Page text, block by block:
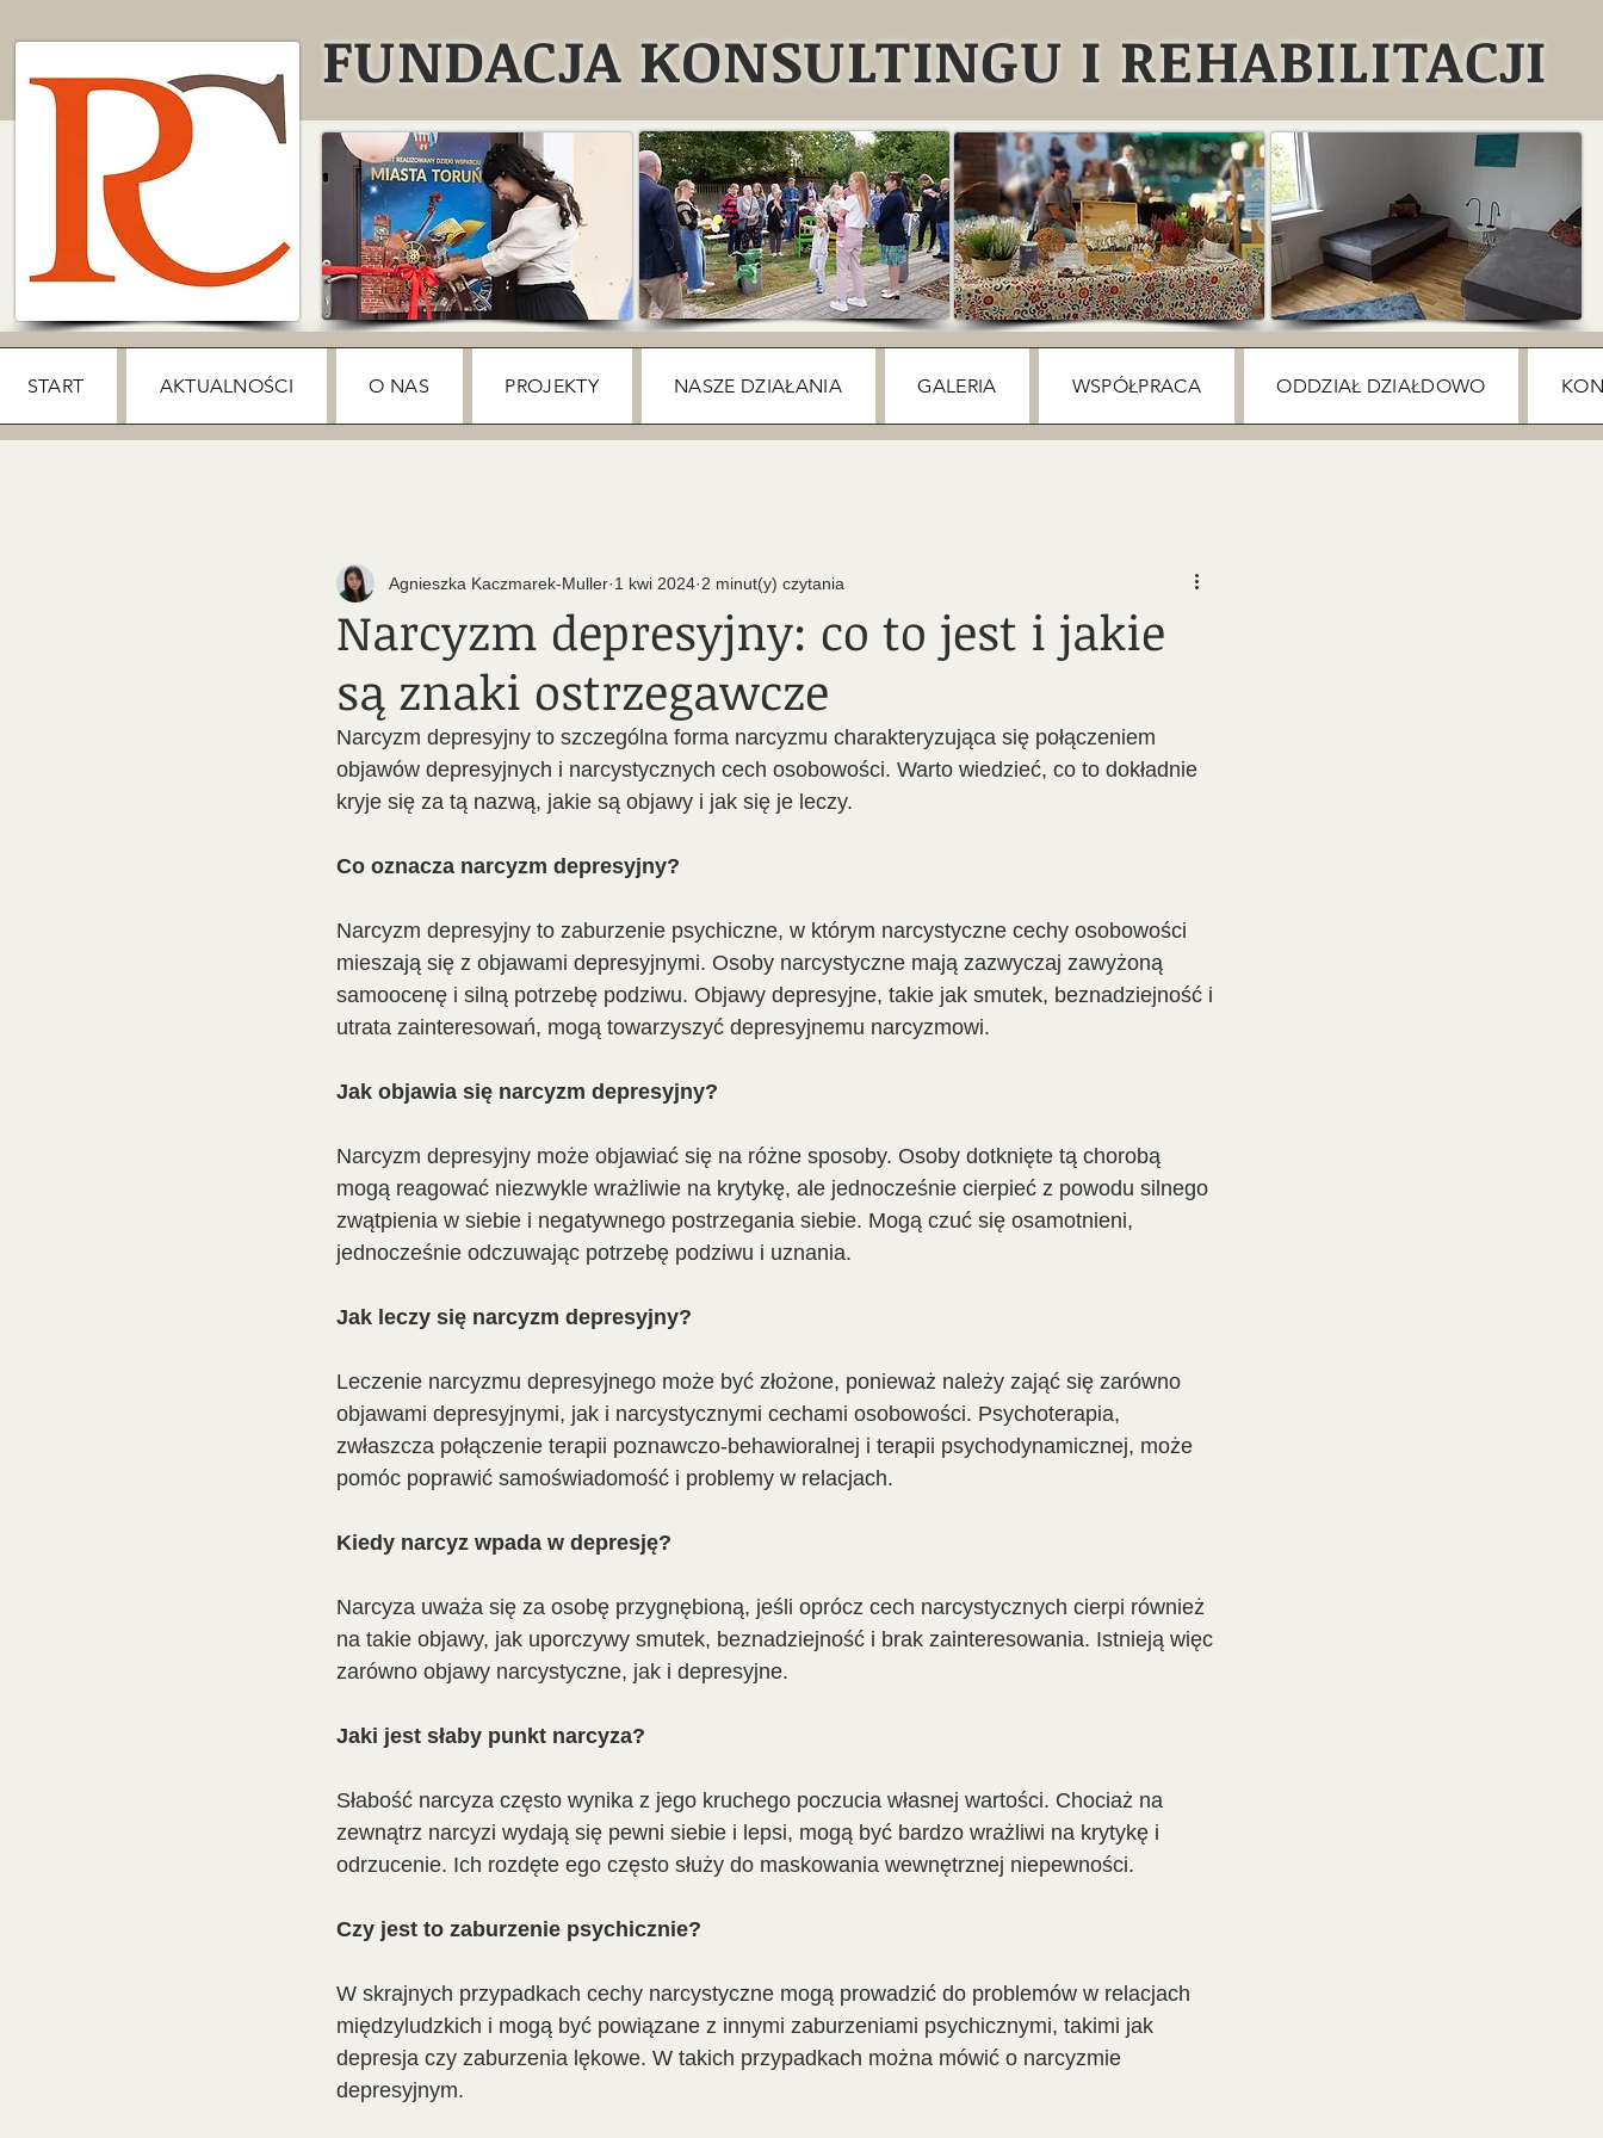
FUNDACJA KONSULTINGU I REHABILITACJI
START AKTUALNOŚCI O NAS PROJEKTY NASZE DZIAŁANIA GALERIA WSPÓŁPRACA ODDZIAŁ DZIAŁDOWO
Narcyzm depresyjny: co to jest i jakie
są znaki ostrzegawcze
Agnieszka Kaczmarek-Muller 1 kwi 2024 2 minut(y) czytania
Narcyzm depresyjny to szczególna forma narcyzmu charakteryzująca się połączeniem
objawów depresyjnych i narcystycznych cech osobowości. Warto wiedzieć, co to dokładnie
kryje się za tą nazwą, jakie są objawy i jak się je leczy.
Co oznacza narcyzm depresyjny?
Narcyzm depresyjny to zaburzenie psychiczne, w którym narcystyczne cechy osobowości
mieszają się z objawami depresyjnymi. Osoby narcystyczne mają zazwyczaj zawyżoną
samoocenę i silną potrzebę podziwu. Objawy depresyjne, takie jak smutek, beznadziejność i
utrata zainteresowań, mogą towarzyszyć depresyjnemu narcyzmowi.
Jak objawia się narcyzm depresyjny?
Narcyzm depresyjny może objawiać się na różne sposoby. Osoby dotknięte tą chorobą
mogą reagować niezwykle wrażliwie na krytykę, ale jednocześnie cierpieć z powodu silnego
zwątpienia w siebie i negatywnego postrzegania siebie. Mogą czuć się osamotnieni,
jednocześnie odczuwając potrzebę podziwu i uznania.
Jak leczy się narcyzm depresyjny?
Leczenie narcyzmu depresyjnego może być złożone, ponieważ należy zająć się zarówno
objawami depresyjnymi, jak i narcystycznymi cechami osobowości. Psychoterapia,
zwłaszcza połączenie terapii poznawczo-behawioralnej i terapii psychodynamicznej, może
pomóc poprawić samoświadomość i problemy w relacjach.
Kiedy narcyz wpada w depresję?
Narcyza uważa się za osobę przygnębioną, jeśli oprócz cech narcystycznych cierpi również
na takie objawy, jak uporczywy smutek, beznadziejność i brak zainteresowania. Istnieją więc
zarówno objawy narcystyczne, jak i depresyjne.
Jaki jest słaby punkt narcyza?
Słabość narcyza często wynika z jego kruchego poczucia własnej wartości. Chociaż na
zewnątrz narcyzi wydają się pewni siebie i lepsi, mogą być bardzo wrażliwi na krytykę i
odrzucenie. Ich rozdęte ego często służy do maskowania wewnętrznej niepewności.
Czy jest to zaburzenie psychicznie?
W skrajnych przypadkach cechy narcystyczne mogą prowadzić do problemów w relacjach
międzyludzkich i mogą być powiązane z innymi zaburzeniami psychicznymi, takimi jak
depresja czy zaburzenia lękowe. W takich przypadkach można mówić o narcyzmie
depresyjnym.